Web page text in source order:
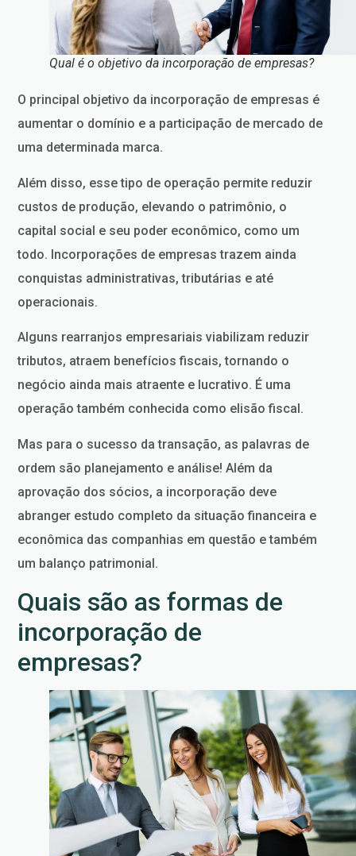
Qual é o objetivo da incorporação de empresas?
O principal objetivo da incorporação de empresas é
aumentar o domínio e a participação de mercado de
uma determinada marca.
Além disso, esse tipo de operação permite reduzir
custos de produção, elevando o patrimônio, o
capital social e seu poder econômico, como um
todo. Incorporações de empresas trazem ainda
conquistas administrativas, tributárias e até
operacionais.
Alguns rearranjos empresariais viabilizam reduzir
tributos, atraem benefícios fiscais, tornando o
negócio ainda mais atraente e lucrativo. É uma
operação também conhecida como elisão fiscal.
Mas para o sucesso da transação, as palavras de
ordem são planejamento e análise! Além da
aprovação dos sócios, a incorporação deve
abranger estudo completo da situação financeira e
econômica das companhias em questão e também
um balanço patrimonial.
Quais são as formas de
incorporação de
empresas?